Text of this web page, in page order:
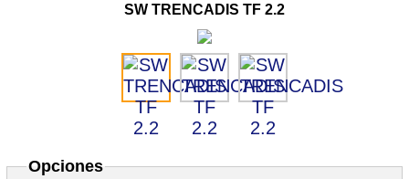
SW TRENCADIS TF 2.2
Opciones